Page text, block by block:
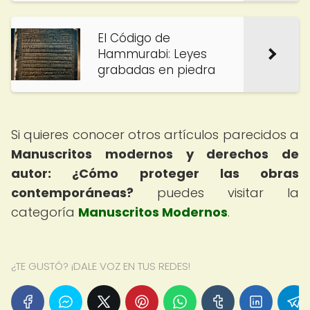
El Código de
Hammurabi: Leyes
grabadas en piedra
Si quieres conocer otros artículos parecidos a
Manuscritos modernos y derechos de
autor: ¿Cómo proteger las obras
contemporáneas? puedes visitar la
categoría Manuscritos Modernos.
¿TE GUSTÓ? ¡DALE VOZ EN TUS REDES!